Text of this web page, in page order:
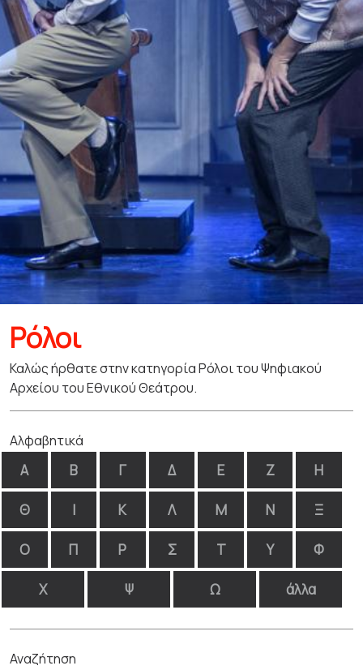
Ρόλοι
Καλώς ήρθατε στην κατηγορία Ρόλοι του Ψηφιακού
Αρχείου του Εθνικού Θεάτρου.
Αλφαβητικά
Α Β Γ Δ Ε Ζ Η
Θ Ι Κ Λ Μ Ν Ξ
Ο Π Ρ Σ Τ Υ Φ
Χ Ψ Ω άλλα
Αναζήτηση